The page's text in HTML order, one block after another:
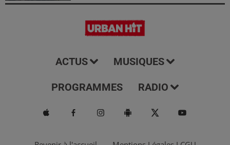
ACTUS MUSIQUES
PROGRAMMES RADIO